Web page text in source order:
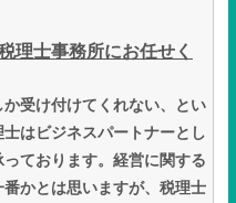
理士事務所にお任せく
か受け付けてくれない、とい
はビジネスパートナーとし
っております。経営に関する
かとは思いますが、税理士